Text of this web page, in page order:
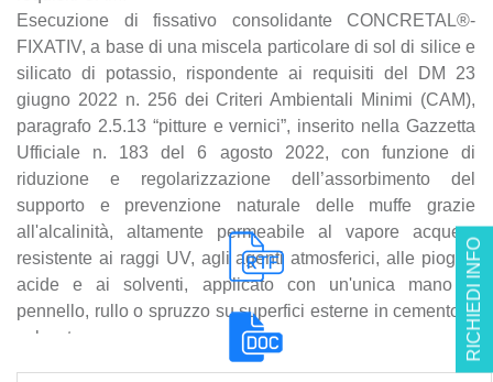
RICHIEDI INFO
Esecuzione di fissativo consolidante CONCRETAL®-
FIXATIV, a base di una miscela particolare di sol di silice e
silicato di potassio, rispondente ai requisiti del DM 23
giugno 2022 n. 256 dei Criteri Ambientali Minimi (CAM),
paragrafo 2.5.13 “pitture e vernici”, inserito nella Gazzetta
Ufficiale n. 183 del 6 agosto 2022, con funzione di
riduzione e regolarizzazione dell’assorbimento del
supporto e prevenzione naturale delle muffe grazie
all'alcalinità, altamente permeabile al vapore acqueo,
resistente ai raggi UV, agli agenti atmosferici, alle piogge
acide e ai solventi, applicato con un'unica mano a
pennello, rullo o spruzzo su superfici esterne in cemento e
calcestruzzo.
Il prodotto deve rispettare le seguenti caratteristiche